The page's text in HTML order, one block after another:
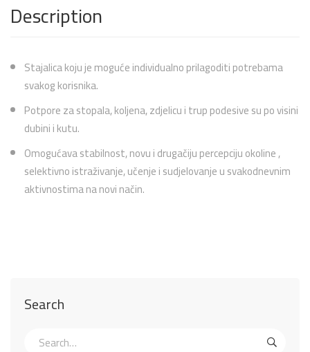
Search
Description
Stajalica koju je moguće individualno prilagoditi potrebama
svakog korisnika.
Potpore za stopala, koljena, zdjelicu i trup podesive su po visini
dubini i kutu.
Omogućava stabilnost, novu i drugačiju percepciju okoline ,
selektivno istraživanje, učenje i sudjelovanje u svakodnevnim
aktivnostima na novi način.